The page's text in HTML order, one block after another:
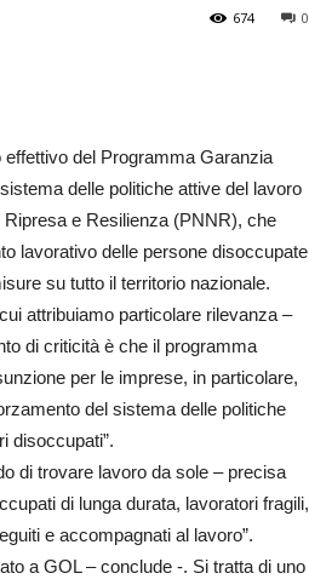
0
674
effettivo del Programma Garanzia
delle politiche attive del lavoro
Ripresa e Resilienza (PNNR), che
lavorativo delle persone disoccupate
su tutto il territorio nazionale.
attribuiamo particolare rilevanza –
di criticità è che il programma
per le imprese, in particolare,
del sistema delle politiche
disoccupati”.
di trovare lavoro da sole – precisa
di lunga durata, lavoratori fragili,
e accompagnati al lavoro”.
a GOL – conclude -. Si tratta di uno